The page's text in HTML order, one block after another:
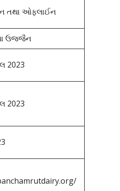
તથા ઓફલાઈન
ઉજ્જૈન
2023
2023